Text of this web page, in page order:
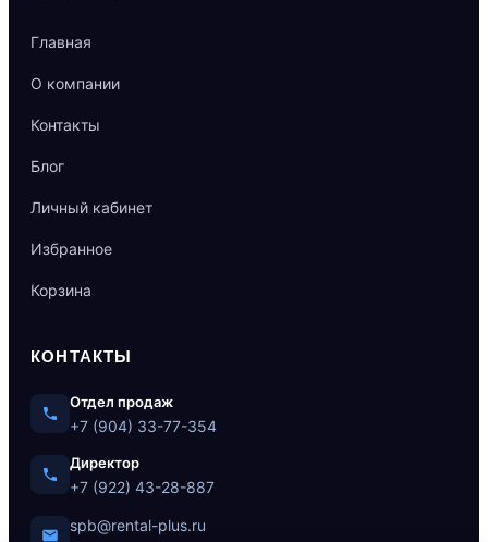
Главная
О компании
Контакты
Блог
Личный кабинет
Избранное
Корзина
КОНТАКТЫ
Отдел продаж
+7 (904) 33-77-354
Директор
+7 (922) 43-28-887
spb@rental-plus.ru